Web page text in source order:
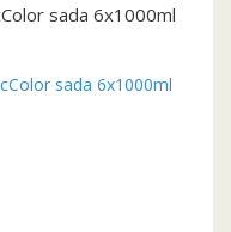
sada 6x1000ml